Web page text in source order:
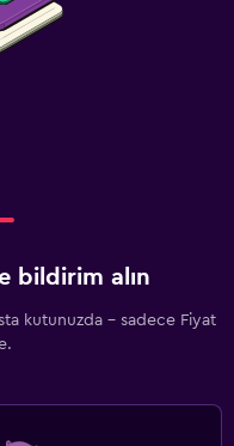
bildirim alın
kutunuzda - sadece Fiyat